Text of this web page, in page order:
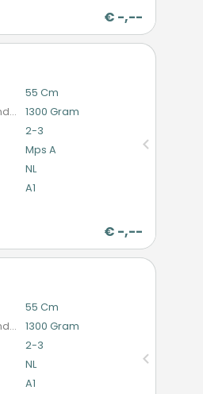
€ -,--
55 Cm
Bündelgewicht (mindestens)
1300 Gram
2-3
Mps A
NL
A1
€ -,--
55 Cm
Bündelgewicht (mindestens)
1300 Gram
2-3
NL
A1